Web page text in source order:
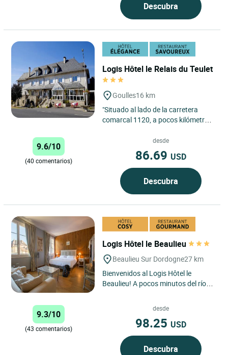
Descubra
Logis Hôtel le Relais du Teulet
Goulles16 km
"Situado al lado de la carretera
comarcal 1120, a pocos kilómetros
Teulet, este antiguo...
9.6/10
(40 comentarios)
desde
86.69 USD
Descubra
Logis Hôtel le Beaulieu
Beaulieu Sur Dordogne27 km
Bienvenidos al Logis Hôtel le
Beaulieu! A pocos minutos del río
9.3/10
(43 comentarios)
desde
98.25 USD
Descubra